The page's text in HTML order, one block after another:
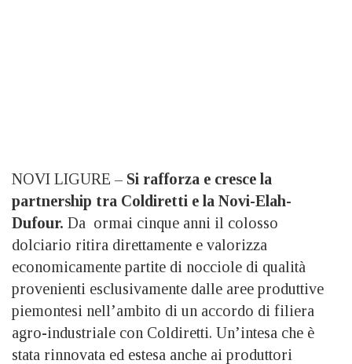
NOVI LIGURE – Si rafforza e cresce la
partnership tra Coldiretti e la Novi-Elah-
Dufour. Da ormai cinque anni il colosso
dolciario ritira direttamente e valorizza
economicamente partite di nocciole di qualità
provenienti esclusivamente dalle aree produttive
piemontesi nell’ambito di un accordo di filiera
agro-industriale con Coldiretti. Un’intesa che è
stata rinnovata ed estesa anche ai produttori